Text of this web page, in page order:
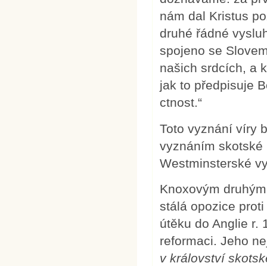
nám dal Kristus
druhé řádné
spojeno se
našich srdcích, a
jak to předpisuje
ctnost.“
Toto vyznání víry
vyznáním skotské
Westminsterské
Knoxovým
stálá opozice
útěku do Anglie r.
reformaci. Jeho
v království